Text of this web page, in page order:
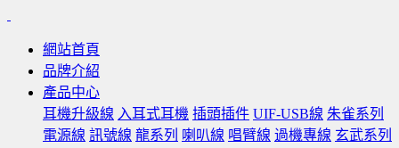
網站首頁
品牌介紹
產品中心
耳機升級線 入耳式耳機 插頭插件 UIF-USB線 朱雀系列
電源線 訊號線 龍系列 喇叭線 唱臂線 過機專線 玄武系列